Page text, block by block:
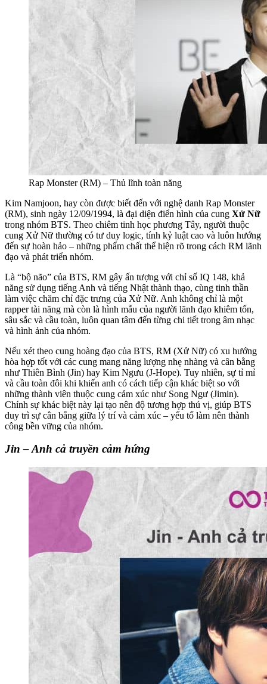
Rap Monster (RM) – Thủ lĩnh toàn năng
Kim Namjoon, hay còn được biết đến với nghệ danh Rap Monster
(RM), sinh ngày 12/09/1994, là đại diện điển hình của cung Xử Nữ
trong nhóm BTS. Theo chiêm tinh học phương Tây, người thuộc
cung Xử Nữ thường có tư duy logic, tính kỷ luật cao và luôn hướng
đến sự hoàn hảo – những phẩm chất thể hiện rõ trong cách RM lãnh
đạo và phát triển nhóm.
Là “bộ não” của BTS, RM gây ấn tượng với chỉ số IQ 148, khả
năng sử dụng tiếng Anh và tiếng Nhật thành thạo, cùng tinh thần
làm việc chăm chỉ đặc trưng của Xử Nữ. Anh không chỉ là một
rapper tài năng mà còn là hình mẫu của người lãnh đạo khiêm tốn,
sâu sắc và cầu toàn, luôn quan tâm đến từng chi tiết trong âm nhạc
và hình ảnh của nhóm.
Nếu xét theo cung hoàng đạo của BTS, RM (Xử Nữ) có xu hướng
hòa hợp tốt với các cung mang năng lượng nhẹ nhàng và cân bằng
như Thiên Bình (Jin) hay Kim Ngưu (J-Hope). Tuy nhiên, sự tỉ mỉ
và cầu toàn đôi khi khiến anh có cách tiếp cận khác biệt so với
những thành viên thuộc cung cảm xúc như Song Ngư (Jimin).
Chính sự khác biệt này lại tạo nên độ tương hợp thú vị, giúp BTS
duy trì sự cân bằng giữa lý trí và cảm xúc – yếu tố làm nên thành
công bền vững của nhóm.
Jin – Anh cả truyền cảm hứng